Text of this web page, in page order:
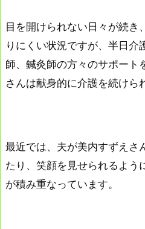
目を開けられない日々が続き
りにくい状況ですが、半日介
師、鍼灸師の方々のサポート
さんは献身的に介護を続けら
最近では、夫が美内すずえさ
たり、笑顔を見せられるよう
が積み重なっています。